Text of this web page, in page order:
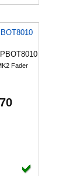
Fader